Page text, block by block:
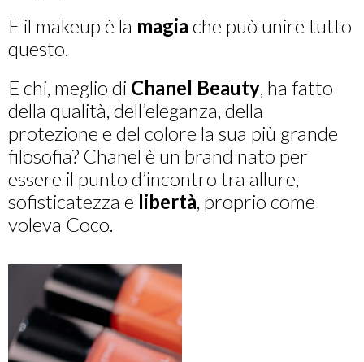
E il makeup è la magia che può unire tutto
questo.
E chi, meglio di Chanel Beauty, ha fatto
della qualità, dell’eleganza, della
protezione e del colore la sua più grande
filosofia? Chanel è un brand nato per
essere il punto d’incontro tra allure,
sofisticatezza e libertà, proprio come
voleva Coco.